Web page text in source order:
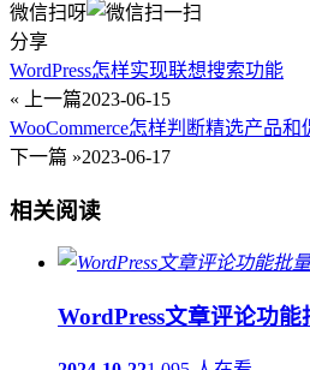
微信扫呀
分享
WordPress怎样实现联想搜索功能
« 上一篇2023-06-15
WooCommerce怎样判断精选产品和
下一篇 »2023-06-17
相关阅读
WordPress文章评论功